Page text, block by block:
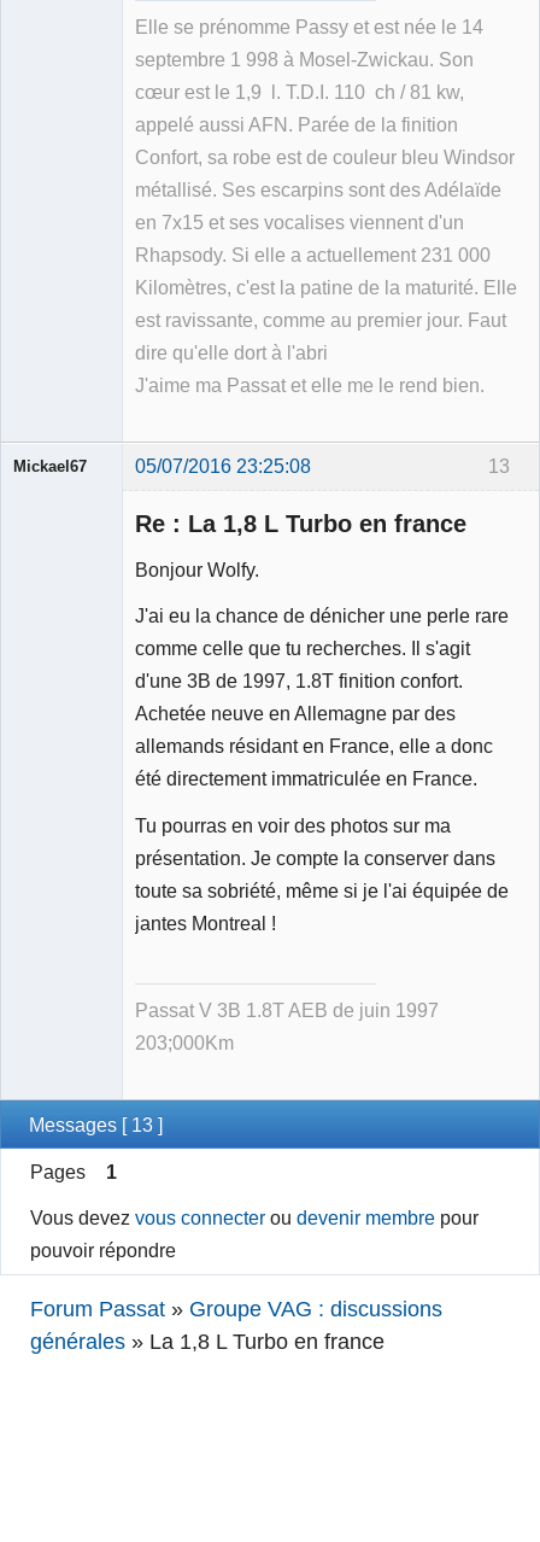
Elle se prénomme Passy et est née le 14
septembre 1 998 à Mosel-Zwickau. Son
cœur est le 1,9 l. T.D.I. 110 ch / 81 kw,
appelé aussi AFN. Parée de la finition
Confort, sa robe est de couleur bleu Windsor
métallisé. Ses escarpins sont des Adélaïde
en 7x15 et ses vocalises viennent d'un
Rhapsody. Si elle a actuellement 231 000
Kilomètres, c'est la patine de la maturité. Elle
est ravissante, comme au premier jour. Faut
dire qu'elle dort à l'abri
J'aime ma Passat et elle me le rend bien.
13
Mickael67 05/07/2016 23:25:08
Re : La 1,8 L Turbo en france
Bonjour Wolfy.
J'ai eu la chance de dénicher une perle rare
comme celle que tu recherches. Il s'agit
d'une 3B de 1997, 1.8T finition confort.
Achetée neuve en Allemagne par des
allemands résidant en France, elle a donc
été directement immatriculée en France.
Tu pourras en voir des photos sur ma
présentation. Je compte la conserver dans
toute sa sobriété, même si je l'ai équipée de
jantes Montreal !
Passat V 3B 1.8T AEB de juin 1997
203;000Km
Messages [ 13 ]
Pages 1
Vous devezvous connecter oudevenir membre pour
pouvoir répondre
Forum Passat » Groupe VAG : discussions
générales » La 1,8 L Turbo en france